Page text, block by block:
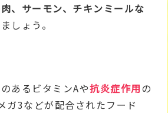
、サーモン、チキンミールな
しょう。
のあるビタミンAや抗炎症作用の
ガ3などが配合されたフード